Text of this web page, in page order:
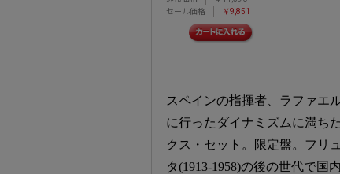
セール価格
￥9,851
スペインの指揮者、ラファエ
に行ったダイナミズムに満ち
クス・セット。限定盤。フリ
タ(1913-1958)の後の世代で国